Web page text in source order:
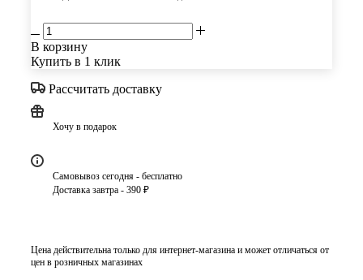
В корзину
Купить в 1 клик
Рассчитать доставку
Хочу в подарок
Самовывоз сегодня - бесплатно
Доставка завтра - 390 ₽
Цена действительна только для интернет-магазина и может отличаться от
цен в розничных магазинах